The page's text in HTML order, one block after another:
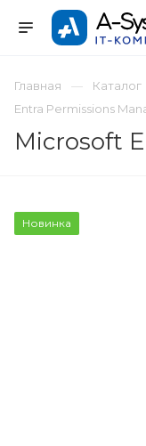
Главная Каталог
Entra Permissions
Microsoft
Новинка